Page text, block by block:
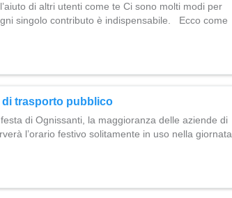
di altri utenti come te Ci sono molti modi per
singolo contributo è indispensabile. Ecco come
trasporto pubblico
di Ognissanti, la maggioranza delle aziende di
l’orario festivo solitamente in uso nella giornata